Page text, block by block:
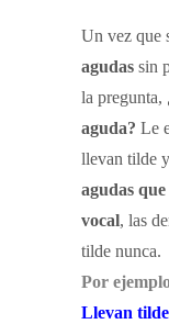
Un vez que
agudas sin
la pregunta,
aguda? Le
llevan tilde
agudas
vocal, las
tilde nunca.
Por
Llevan